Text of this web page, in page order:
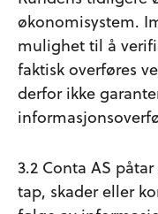
økonomisystem.
mulighet til å
faktisk overføres
derfor ikke
3.2 Conta AS
tap, skader eller